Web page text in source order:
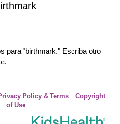
para "birthmark." Escriba otro
Policy & Terms
of Use
Copyright